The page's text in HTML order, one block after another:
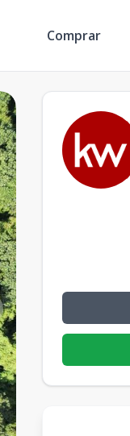
Comprar